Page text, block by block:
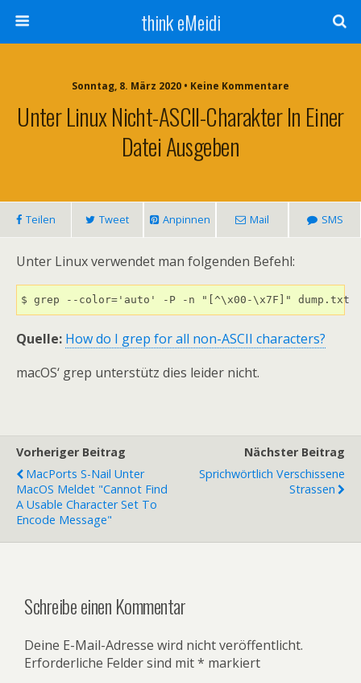
think eMeidi
Sonntag, 8. März 2020 • Keine Kommentare
Unter Linux Nicht-ASCII-Charakter In Einer
Datei Ausgeben
Teilen Tweet Anpinnen Mail SMS
Unter Linux verwendet man folgenden Befehl:
$ grep --color='auto' -P -n "[^\x00-\x7F]" dump.txt
Quelle: How do I grep for all non-ASCII characters?
macOS‘ grep unterstütz dies leider nicht.
Vorheriger Beitrag
MacPorts S-Nail Unter
MacOS Meldet "Cannot Find
A Usable Character Set To
Encode Message"
Nächster Beitrag
Sprichwörtlich Verschissene
Strassen
Schreibe einen Kommentar
Deine E-Mail-Adresse wird nicht veröffentlicht.
Erforderliche Felder sind mit* markiert